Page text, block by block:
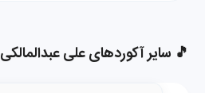
🎵 سایر آکوردهای علی عبدالمالکی